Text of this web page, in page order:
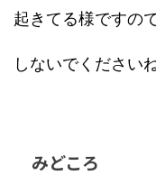
起きてる様ですの
しないでくださいね
みどころ